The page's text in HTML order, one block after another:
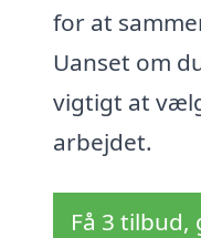
for at
Uanset om
vigtigt at
arbejdet.
Få 3